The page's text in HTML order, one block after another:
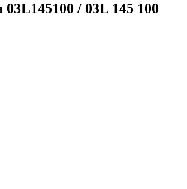
/ 03L 145 100